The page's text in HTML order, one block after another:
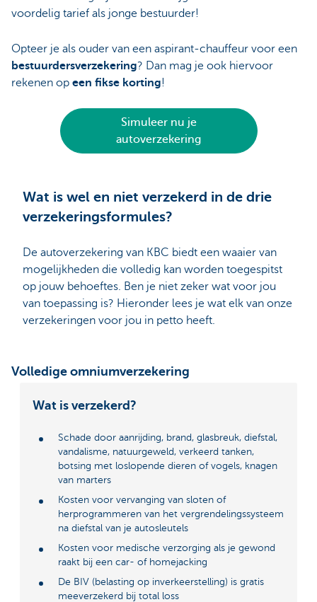
voordelig tarief als jonge bestuurder!
Opteer je als ouder van een aspirant-chauffeur voor een
bestuurdersverzekering? Dan mag je ook hiervoor
rekenen op een fikse korting!
Simuleer nu je
autoverzekering
Wat is wel en niet verzekerd in de drie
verzekeringsformules?
De autoverzekering van KBC biedt een waaier van
mogelijkheden die volledig kan worden toegespitst
op jouw behoeftes. Ben je niet zeker wat voor jou
van toepassing is? Hieronder lees je wat elk van onze
verzekeringen voor jou in petto heeft.
Volledige omniumverzekering
Wat is verzekerd?
Schade door aanrijding, brand, glasbreuk, diefstal,
vandalisme, natuurgeweld, verkeerd tanken,
botsing met loslopende dieren of vogels, knagen
van marters
Kosten voor vervanging van sloten of
herprogrammeren van het vergrendelingssysteem
na diefstal van je autosleutels
Kosten voor medische verzorging als je gewond
raakt bij een car- of homejacking
De BIV (belasting op inverkeerstelling) is gratis
meeverzekerd bij total loss